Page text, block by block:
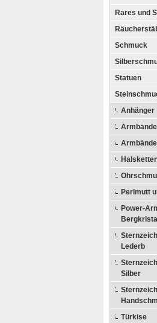
Rares und
Schmuck
Statuen
Anhänger
Perlmutt
Power-
Bergkristall
Lederb
Silber
Türkise